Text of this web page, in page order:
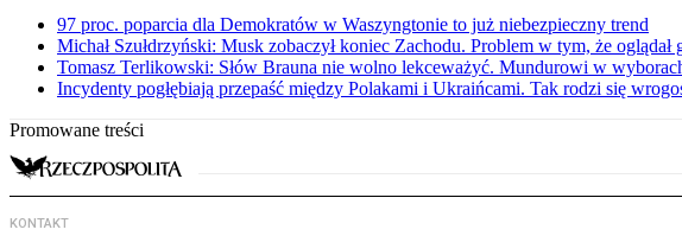
97 proc. poparcia dla Demokratów w Waszyngtonie to już niebezpieczny trend
Michał Szułdrzyński: Musk zobaczył koniec Zachodu. Problem w tym, że oglądał
Tomasz Terlikowski: Słów Brauna nie wolno lekceważyć. Mundurowi w
Incydenty pogłębiają przepaść między Polakami i Ukraińcami. Tak rodzi się
Promowane treści
KONTAKT